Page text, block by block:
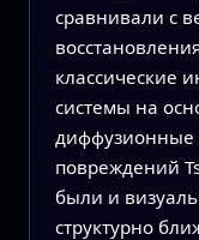
сравнивали с
классические
системы на
диффузионные
повреждений
были и
структурно